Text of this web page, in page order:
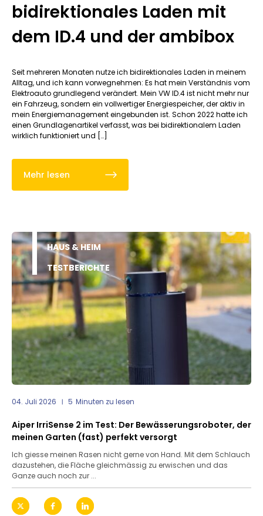
bidirektionales Laden mit
dem ID.4 und der ambibox
Seit mehreren Monaten nutze ich bidirektionales Laden in meinem
Alltag, und ich kann vorwegnehmen: Es hat mein Verständnis vom
Elektroauto grundlegend verändert. Mein VW ID.4 ist nicht mehr nur
ein Fahrzeug, sondern ein vollwertiger Energiespeicher, der aktiv in
mein Energiemanagement eingebunden ist. Schon 2022 hatte ich
einen Grundlagenartikel verfasst, was bei bidirektionalem Laden
wirklich funktioniert und […]
Mehr lesen
HAUS & HEIM
TESTBERICHTE
04. Juli 2026 5 Minuten zu lesen
Aiper IrriSense 2 im Test: Der Bewässerungsroboter, der
meinen Garten (fast) perfekt versorgt
Ich giesse meinen Rasen nicht gerne von Hand. Mit dem Schlauch
dazustehen, die Fläche gleichmässig zu erwischen und das
Ganze auch noch zur ...